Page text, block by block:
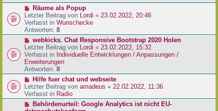
t
a
g
r
B
e
i
t
a
g
N
e
u
e
r
B
e
i
t
r
a
g
Räume als Popup
Letzter Beitrag von Lordi « 23.02.2022, 20:46
Verfasst in Wunschecke
Antworten: 8
N
e
u
e
r
B
e
i
t
webkicks. Chat Responsive Bootstrap 2020 Holen
Letzter Beitrag von Lordi « 23.02.2022, 15:32
Verfasst in Individuelle Entwicklungen / Anpassungen /
Erweiterungen
Antworten: 8
N
e
u
e
Hilfe fuer chat und webseite
Letzter Beitrag von amadeus « 22.02.2022, 11:36
Verfasst in Radio
NBehördenurteil: Google Analytics ist nicht EU-